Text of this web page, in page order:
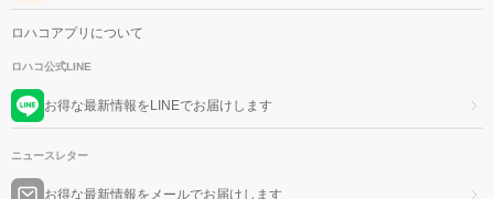
ロハコアプリについて
ロハコ公式LINE
お得な最新情報をLINEでお届けします
ニュースレター
お得な最新情報をメールでお届けします